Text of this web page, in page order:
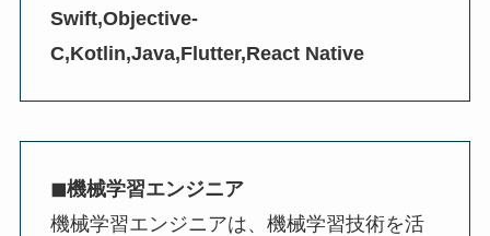
Swift,Objective-
C,Kotlin,Java,Flutter,React Native
◼︎機械学習エンジニア
機械学習エンジニアは、機械学習技術を活